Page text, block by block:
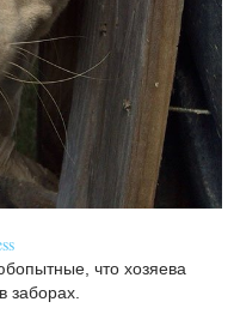
что хозяева
заборах.